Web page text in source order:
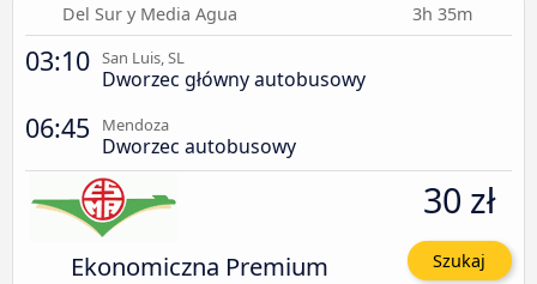
Del Sur y Media Agua 3h 35m
03:10 San Luis, SL
Dworzec główny autobusowy
06:45 Mendoza
Dworzec autobusowy
Ekonomiczna Premium
30 zł
Szukaj